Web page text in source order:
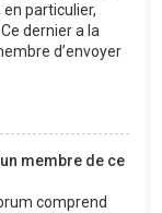
particulier,
dernier a la
d’envoyer
membre de ce
comprend